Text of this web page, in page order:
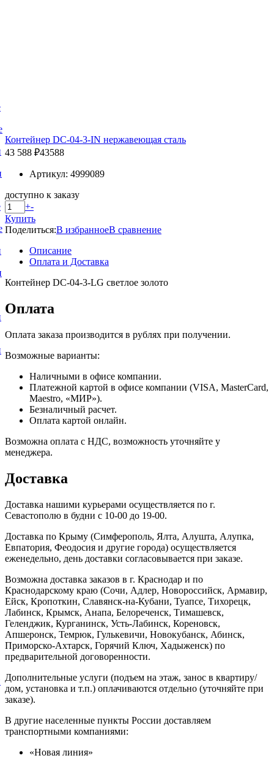
Контейнер DC-04-3-IN нержавеющая сталь
43 588 ₽43588
Артикул: 4999089
доступно к заказу
+-
Купить
Поделиться:В избранноеВ сравнение
Описание
Оплата и Доставка
Контейнер DC-04-3-LG светлое золото
Оплата
Оплата заказа производится в рублях при получении.
Возможные варианты:
Наличными в офисе компании.
Платежной картой в офисе компании (VISA, MasterCard,
Maestro, «МИР»).
Безналичный расчет.
Оплата картой онлайн.
Возможна оплата с НДС, возможность уточняйте у
менеджера.
Доставка
Доставка нашими курьерами осуществляется по г.
Севастополю в будни с 10-00 до 19-00.
Доставка по Крыму (Симферополь, Ялта, Алушта, Алупка,
Евпатория, Феодосия и другие города) осуществляется
еженедельно, день доставки согласовывается при заказе.
Возможна доставка заказов в г. Краснодар и по
Краснодарскому краю (Сочи, Адлер, Новороссийск, Армавир,
Ейск, Кропоткин, Славянск-на-Кубани, Туапсе, Тихорецк,
Лабинск, Крымск, Анапа, Белореченск, Тимашевск,
Геленджик, Курганинск, Усть-Лабинск, Кореновск,
Апшеронск, Темрюк, Гулькевичи, Новокубанск, Абинск,
Приморско-Ахтарск, Горячий Ключ, Хадыженск) по
предварительной договоренности.
Дополнительные услуги (подъем на этаж, занос в квартиру/
дом, установка и т.п.) оплачиваются отдельно (уточняйте при
заказе).
В другие населенные пункты России доставляем
транспортными компаниями:
«Новая линия»